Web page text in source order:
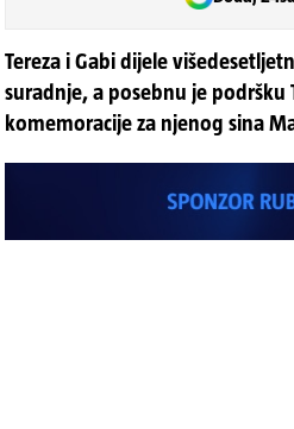
Tereza i Gabi dijele
suradnje, a posebnu je
komemoracije za njenog sina